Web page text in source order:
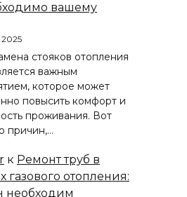
вашему
стояков отопления
важным
которое может
повысить комфорт и
проживания. Вот
причин,…
к Ремонт труб в
газового отопления:
необходим